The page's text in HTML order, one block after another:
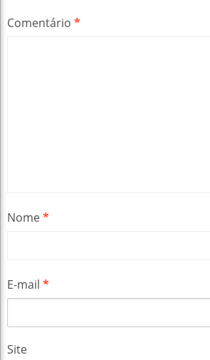
Comentário *
Nome*
E-mail *
Site